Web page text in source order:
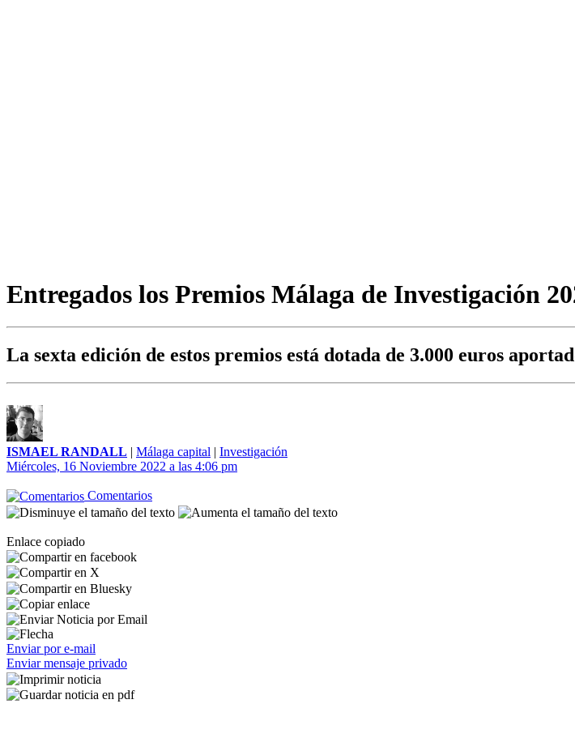
Entregados los Premios Málaga de Investigación
La sexta edición de estos premios está dotada de 3.000 euros
ISMAEL RANDALL | Málaga capital | Investigación
Miércoles, 16 Noviembre 2022 a las 4:06 pm
Comentarios
Enlace copiado
Enviar por e-mail
Enviar mensaje privado